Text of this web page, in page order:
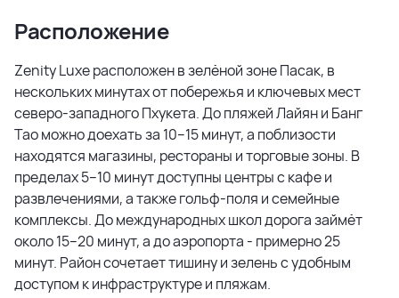
Архитектура выполнена в современном
метров, панорамными окнами и естественным
освещением. Планировка включает три или четыре
спальни, просторную гостиную с видом на частный
бассейн площадью до 61 м², кухню, внутренний сад и
террасу для отдыха. В отделке использованы
премиальные материалы и светлая цветовая гамма,
создающая ощущение простора и уюта.
На территории каждой виллы предусмотрена парковка
на две машины, тропический сад и охраняемая зона.
Встроенная система кондиционирования и
Расположение
Zenity Luxe расположен в зелёной зоне Пасак, в
нескольких минутах от побережья и ключевых мест
северо-западного Пхукета. До пляжей Лайян и Банг
Тао можно доехать за 10–15 минут, а поблизости
находятся магазины, рестораны и торговые зоны. В
пределах 5–10 минут доступны центры с кафе и
развлечениями, а также гольф-поля и семейные
комплексы. До международных школ дорога займёт
около 15–20 минут, а до аэропорта - примерно 25
минут. Район сочетает тишину и зелень с удобным
доступом к инфраструктуре и пляжам.